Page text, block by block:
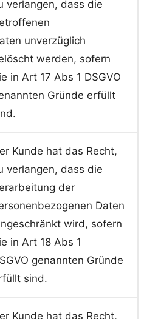
verlangen, dass die
unverzüglich
werden, sofern
in Art 17 Abs 1 DSGVO
Gründe erfüllt
Kunde hat das Recht,
verlangen, dass die
der
Daten
wird, sofern
in Art 18 Abs 1
genannten Gründe
sind.
Kunde hat das Recht,